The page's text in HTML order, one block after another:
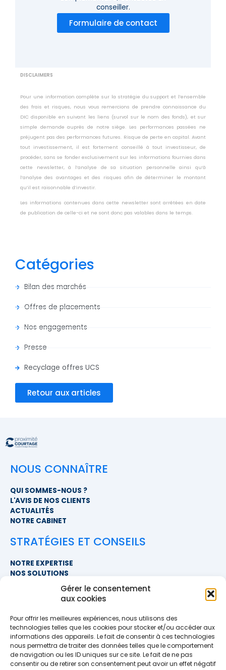
Gérer le consentement
aux cookies
Pour offrir les meilleures expériences, nous utilisons des
technologies telles que les cookies pour stocker et/ou accéder aux
informations des appareils. Le fait de consentir à ces technologies
nous permettra de traiter des données telles que le comportement
de navigation ou les ID uniques sur ce site. Le fait de ne pas
consentir ou de retirer son consentement peut avoir un effet négatif
conseiller.
Formulaire de contact
DISCLAIMERS
Pour une information complète sur la stratégie du support et l’ensemble
des frais et risques, nous vous remercions de prendre connaissance du
DIC disponible en suivant les liens (survol sur le nom des fonds), et sur
simple demande auprès de notre siège. Les performances passées ne
préjugent pas des performances futures. Risque de perte en capital. Avant
tout investissement, il est fortement conseillé à tout investisseur, de
procéder, sans se fonder exclusivement sur les informations fournies dans
cette newsletter, à l’analyse de sa situation personnelle ainsi qu’à
l’analyse des avantages et des risques afin de déterminer le montant
qu’il est raisonnable d’investir.
Les informations contenues dans cette newsletter sont arrêtées en date
de publication de celle-ci et ne sont donc pas valables dans le temps.
Catégories
Bilan des marchés
Offres de placements
Nos engagements
Presse
Recyclage offres UCS
Retour aux articles
NOUS CONNAÎTRE
QUI SOMMES-NOUS ?
L'AVIS DE NOS CLIENTS
ACTUALITÉS
NOTRE CABINET
STRATÉGIES ET CONSEILS
NOTRE EXPERTISE
NOS SOLUTIONS
NOUS CONTACTER
SIÈGE SOCIAL
PROXIMITÉ COURTAGE
678 BOULEVARD DES HUNAUDIÈRES
72230 RUAUDIN
TÉLÉPHONE >> AFFICHER LE NUMÉRO <<